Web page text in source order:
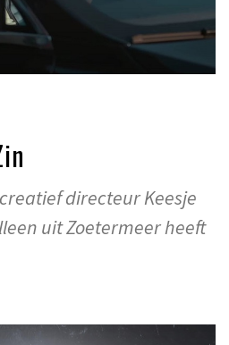
directeur Keesje
uit Zoetermeer heeft